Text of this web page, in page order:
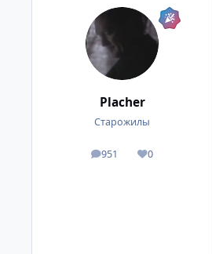
Placher
Старожилы
951
посты 0
Репутация